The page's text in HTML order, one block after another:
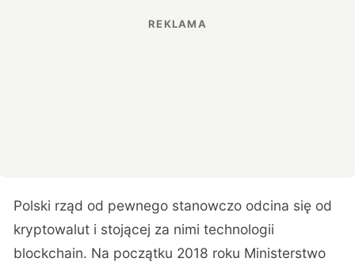
Polski rząd od pewnego stanowczo odcina się od
kryptowalut i stojącej za nimi technologii
blockchain. Na początku 2018 roku Ministerstwo